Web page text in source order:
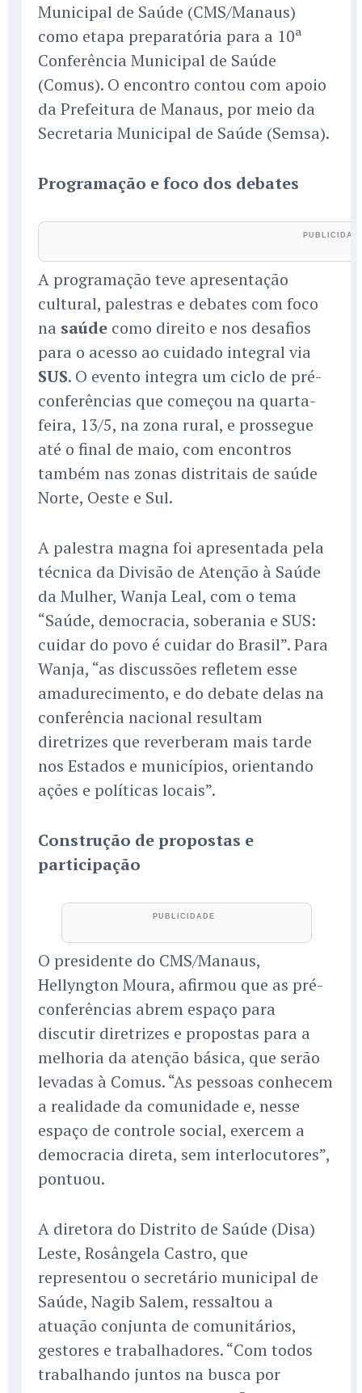
Municipal de Saúde (CMS/Manaus)
como etapa preparatória para a 10ª
Conferência Municipal de Saúde
(Comus). O encontro contou com apoio
da Prefeitura de Manaus, por meio da
Secretaria Municipal de Saúde (Semsa).
Programação e foco dos debates
A programação teve apresentação
cultural, palestras e debates com foco
na saúde como direito e nos desafios
para o acesso ao cuidado integral via
SUS. O evento integra um ciclo de pré-
conferências que começou na quarta-
feira, 13/5, na zona rural, e prossegue
até o final de maio, com encontros
também nas zonas distritais de saúde
Norte, Oeste e Sul.
A palestra magna foi apresentada pela
técnica da Divisão de Atenção à Saúde
da Mulher, Wanja Leal, com o tema
“Saúde, democracia, soberania e SUS:
cuidar do povo é cuidar do Brasil”. Para
Wanja, “as discussões refletem esse
amadurecimento, e do debate delas na
conferência nacional resultam
diretrizes que reverberam mais tarde
nos Estados e municípios, orientando
ações e políticas locais”.
Construção de propostas e
participação
O presidente do CMS/Manaus,
Hellyngton Moura, afirmou que as pré-
conferências abrem espaço para
discutir diretrizes e propostas para a
melhoria da atenção básica, que serão
levadas à Comus. “As pessoas conhecem
a realidade da comunidade e, nesse
espaço de controle social, exercem a
democracia direta, sem interlocutores”,
pontuou.
A diretora do Distrito de Saúde (Disa)
Leste, Rosângela Castro, que
representou o secretário municipal de
Saúde, Nagib Salem, ressaltou a
atuação conjunta de comunitários,
gestores e trabalhadores. “Com todos
trabalhando juntos na busca por